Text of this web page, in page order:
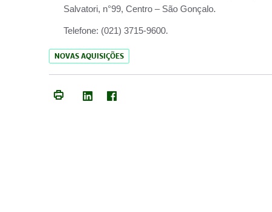
Salvatori, n°99, Centro – São Gonçalo.
Telefone: (021) 3715-9600.
NOVAS AQUISIÇÕES